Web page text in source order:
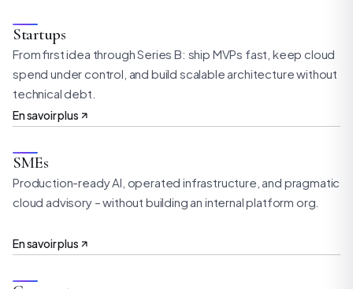
Startups
From first idea through Series B: ship MVPs fast, keep cloud
spend under control, and build scalable architecture without
technical debt.
En savoir plus
SMEs
Production-ready AI, operated infrastructure, and pragmatic
cloud advisory – without building an internal platform org.
En savoir plus